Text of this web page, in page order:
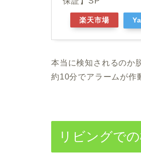
楽天市場
本当に検知されるのか
約10分でアラームが作
リビングで